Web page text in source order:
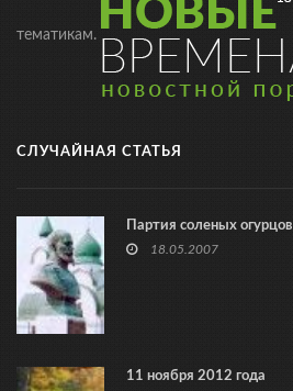
тематикам.
СЛУЧАЙНАЯ СТАТЬЯ
Партия соленых огурцов
18.05.2007
11 ноября 2012 года